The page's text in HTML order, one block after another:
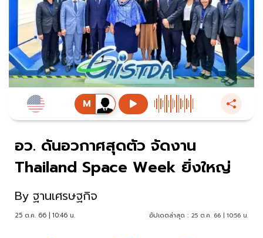
อว. ดันอวกาศสุดตัว จัดงาน
Thailand Space Week ยิ่งใหญ่
By ฐานเศรษฐกิจ
25 ต.ค. 66 | 10:46 น. อัปเดตล่าสุด : 25 ต.ค. 66 | 10:56 น.